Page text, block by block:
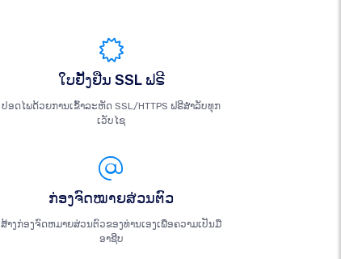
ໃບຢັ້ງຢືນ SSL ຟຣີ
ປອດໄພດ້ວຍການເຂົ້າລະຫັດ SSL/HTTPS ຟຣີສຳລັບທຸກ
ເວັບໄຊ
ກ່ອງຈົດໝາຍສ່ວນຕົວ
ສ້າງກ່ອງຈົດຫມາຍສ່ວນຕົວຂອງທ່ານເອງເພື່ອຄວາມເປັນມື
ອາຊີບ